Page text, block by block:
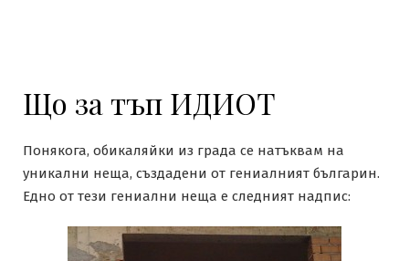
Що за тъп ИДИОТ
Понякога, обикаляйки из града се натъквам на
уникални неща, създадени от гениалният българин.
Едно от тези гениални неща е следният надпис: